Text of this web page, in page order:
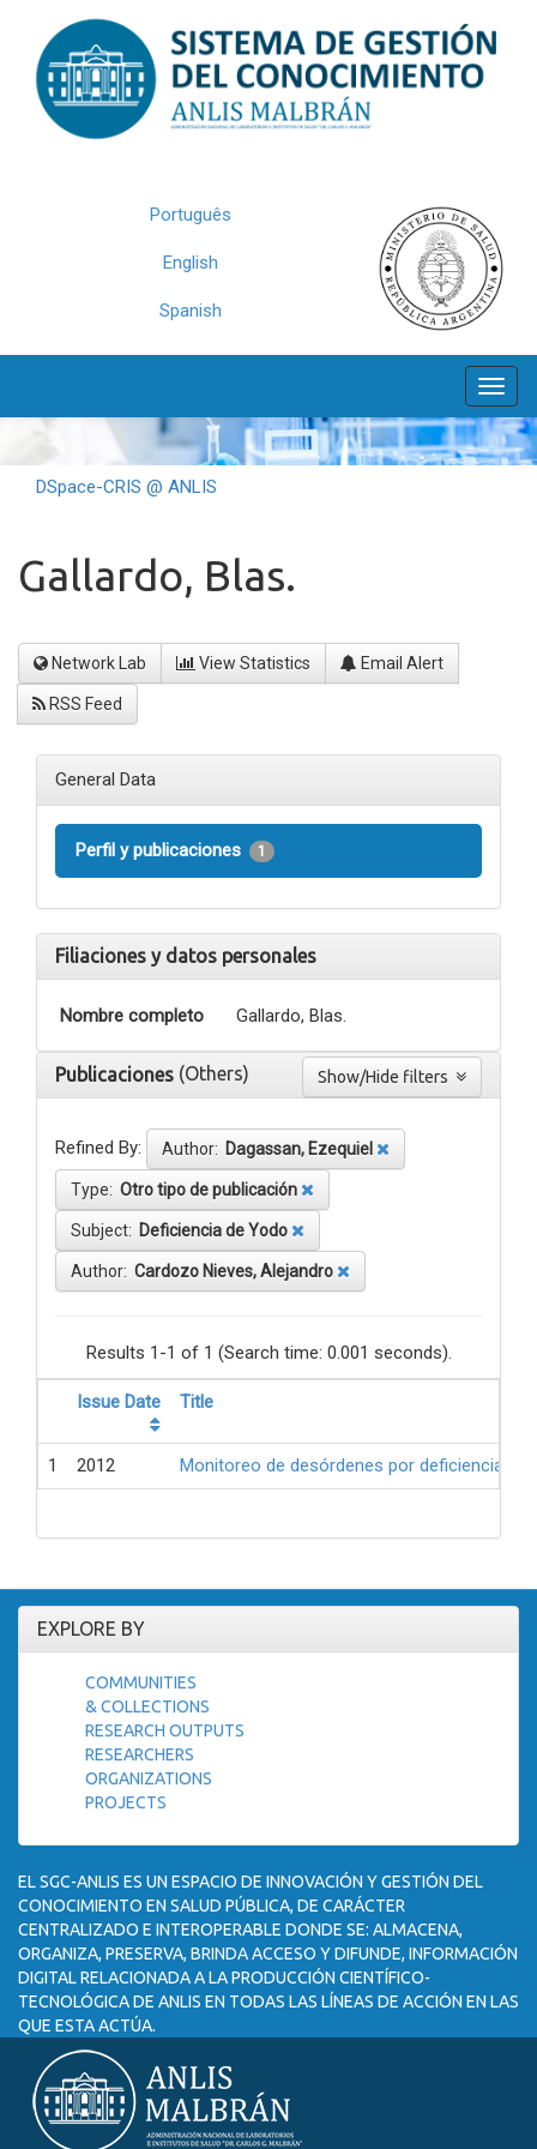
navigation
Português
English
Spanish
DSpace-CRIS @ ANLIS
Gallardo, Blas.
Network Lab View Statistics Email Alert
RSS Feed
General Data
Perfil y publicaciones 1
Filiaciones y datos personales
Nombre completo Gallardo, Blas.
Publicaciones (Others)
Refined By: Author: Dagassan, Ezequiel
Type: Otro tipo de publicación
Subject: Deficiencia de Yodo
Author: Cardozo Nieves, Alejandro
Results 1-1 of 1 (Search time: 0.001 seconds).
Issue Date Title
1 2012 Monitoreo de desórdenes por deficiencia
EXPLORE BY
COMMUNITIES
& COLLECTIONS
RESEARCH OUTPUTS
RESEARCHERS
ORGANIZATIONS
PROJECTS
EL SGC-ANLIS ES UN ESPACIO DE INNOVACIÓN Y GESTIÓN DEL
CONOCIMIENTO EN SALUD PÚBLICA, DE CARÁCTER
CENTRALIZADO E INTEROPERABLE DONDE SE: ALMACENA,
ORGANIZA, PRESERVA, BRINDA ACCESO Y DIFUNDE, INFORMACIÓN
DIGITAL RELACIONADA A LA PRODUCCIÓN CIENTÍFICO-
TECNOLÓGICA DE ANLIS EN TODAS LAS LÍNEAS DE ACCIÓN EN LAS
QUE ESTA ACTÚA.